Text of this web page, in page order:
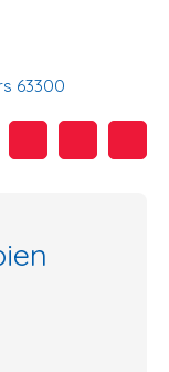
63300